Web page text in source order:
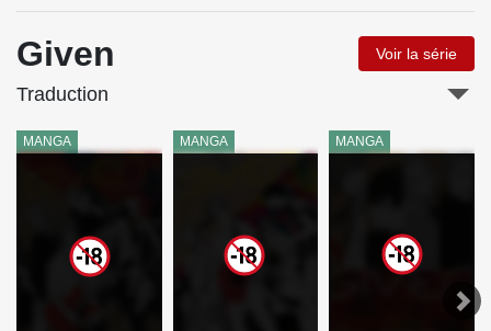
Given Voir la série
Traduction
MANGA MANGA MANGA